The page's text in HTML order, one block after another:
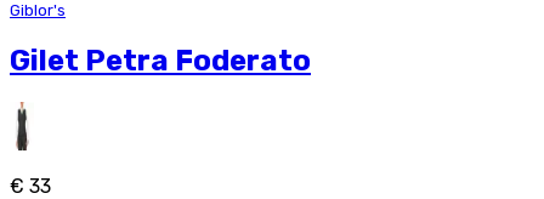
Giblor's
Gilet Petra Foderato
€ 33